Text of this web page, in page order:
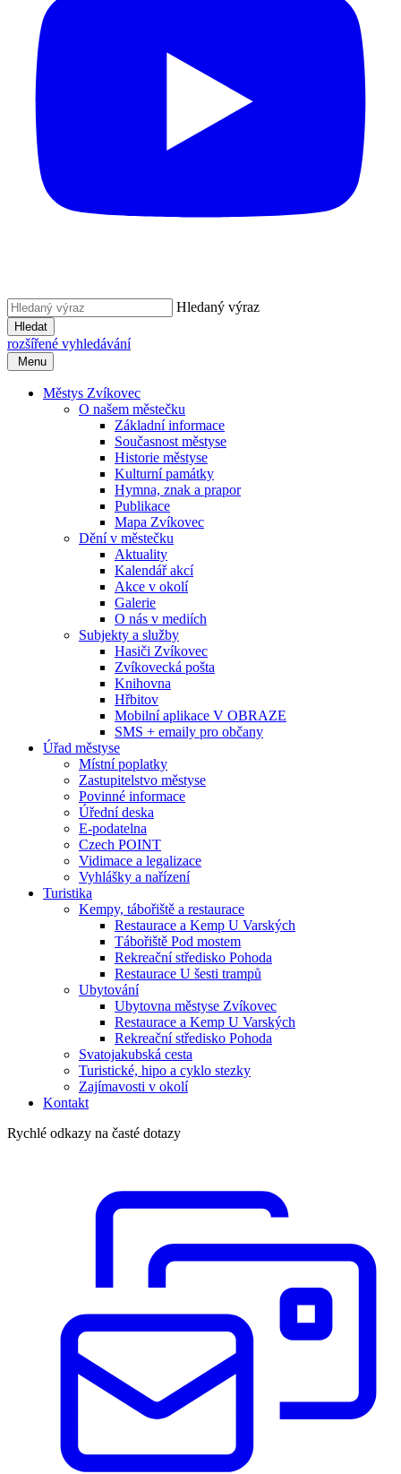
Hledaný výraz
Hledat
rozšířené vyhledávání
Menu
Městys Zvíkovec
O našem městečku
Základní informace
Současnost městyse
Historie městyse
Kulturní památky
Hymna, znak a prapor
Publikace
Mapa Zvíkovec
Dění v městečku
Aktuality
Kalendář akcí
Akce v okolí
Galerie
O nás v mediích
Subjekty a služby
Hasiči Zvíkovec
Zvíkovecká pošta
Knihovna
Hřbitov
Mobilní aplikace V OBRAZE
SMS + emaily pro občany
Úřad městyse
Místní poplatky
Zastupitelstvo městyse
Povinné informace
Úřední deska
E-podatelna
Czech POINT
Vidimace a legalizace
Vyhlášky a nařízení
Turistika
Kempy, tábořiště a restaurace
Restaurace a Kemp U Varských
Tábořiště Pod mostem
Rekreační středisko Pohoda
Restaurace U šesti trampů
Ubytování
Ubytovna městyse Zvíkovec
Restaurace a Kemp U Varských
Rekreační středisko Pohoda
Svatojakubská cesta
Turistické, hipo a cyklo stezky
Zajímavosti v okolí
Kontakt
Rychlé odkazy na časté dotazy